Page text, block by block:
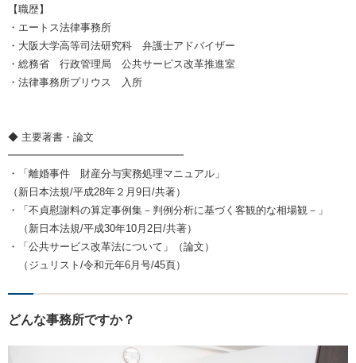
【職歴】
・エートス法律事務所
・大阪大学高等司法研究科 弁護士アドバイザー
・総務省 行政管理局 公共サービス改革推進室
・法律事務所プリウス 入所
◆ 主要著書・論文
━━━━━━━━━━━━━━━━━
・「離婚事件 財産分与実務処理マニュアル」
（新日本法規/平成28年２月9日/共著）
・「不貞慰謝料の算定事例集－判例分析に基づく客観的な相場観－」
（新日本法規/平成30年10月2日/共著）
・「公共サービス改革法について」（論文）
（ジュリスト/令和元年6月号/45頁）
どんな事務所ですか？